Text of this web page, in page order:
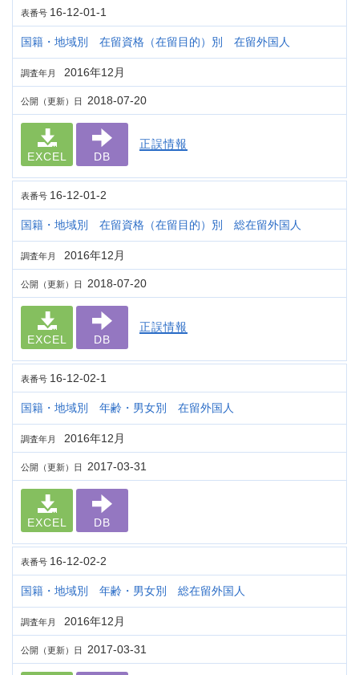
表番号 16-12-01-1
国籍・地域別 在留資格（在留目的）別 在留外国人
調査年月 2016年12月
公開（更新）日 2018-07-20
EXCEL DB
正誤情報
表番号 16-12-01-2
国籍・地域別 在留資格（在留目的）別 総在留外国人
調査年月 2016年12月
公開（更新）日 2018-07-20
EXCEL DB
正誤情報
表番号 16-12-02-1
国籍・地域別 年齢・男女別 在留外国人
調査年月 2016年12月
公開（更新）日 2017-03-31
EXCEL DB
表番号 16-12-02-2
国籍・地域別 年齢・男女別 総在留外国人
調査年月 2016年12月
公開（更新）日 2017-03-31